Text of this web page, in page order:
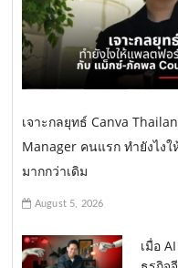
เจาะกลยุทธ์ Canva
Manager คนแรก ทำยังไง
มากกว่าเดิม
August 5, 2026
เมื่อ